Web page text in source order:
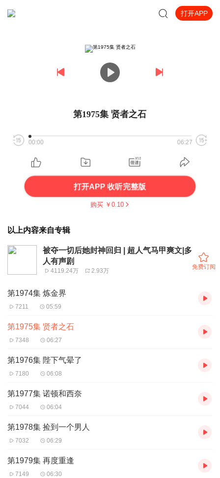
打开APP
第1975集 贤者之石
00:00 06:27
打开APP 收听完整版
购买 ￥ 0.10
以上内容来自专辑
被夺一切后她封神回归 | 超人气马甲爽文|多
人有声剧
4119.24万 2.93万
免费订阅
第1974集 炼金界
7211 05:59
第1975集 贤者之石
7348 06:27
第1976集 陛下气晕了
7180 06:08
第1977集 诺顿和西奈
7044 06:04
第1978集 捡到一个男人
7032 06:29
第1979集 再度重逢
7149 06:30